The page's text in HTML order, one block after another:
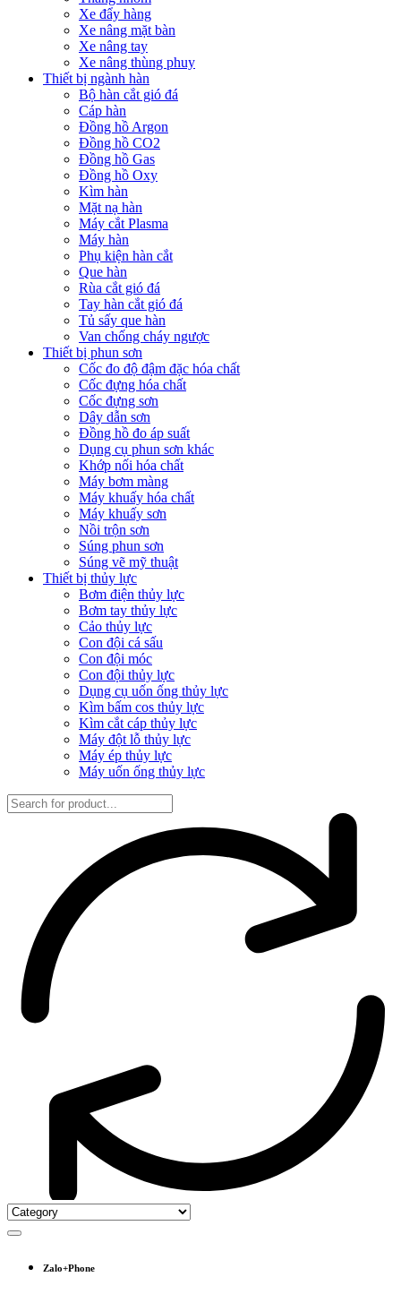
Xe đẩy hàng
Xe nâng mặt bàn
Xe nâng tay
Xe nâng thùng phuy
Thiết bị ngành hàn
Bộ hàn cắt gió đá
Cáp hàn
Đồng hồ Argon
Đồng hồ CO2
Đồng hồ Gas
Đồng hồ Oxy
Kìm hàn
Mặt nạ hàn
Máy cắt Plasma
Máy hàn
Phụ kiện hàn cắt
Que hàn
Rùa cắt gió đá
Tay hàn cắt gió đá
Tủ sấy que hàn
Van chống cháy ngược
Thiết bị phun sơn
Cốc đo độ đậm đặc hóa chất
Cốc đựng hóa chất
Cốc đựng sơn
Dây dẫn sơn
Đồng hồ đo áp suất
Dụng cụ phun sơn khác
Khớp nối hóa chất
Máy bơm màng
Máy khuấy hóa chất
Máy khuấy sơn
Nồi trộn sơn
Súng phun sơn
Súng vẽ mỹ thuật
Thiết bị thủy lực
Bơm điện thủy lực
Bơm tay thủy lực
Cảo thủy lực
Con đội cá sấu
Con đội móc
Con đội thủy lực
Dụng cụ uốn ống thủy lực
Kìm bấm cos thủy lực
Kìm cắt cáp thủy lực
Máy đột lỗ thủy lực
Máy ép thủy lực
Máy uốn ống thủy lực
Zalo+Phone